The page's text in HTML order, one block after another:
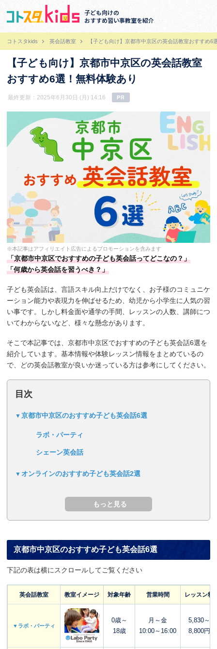
子ども向けの
おすすめ習い事教室を紹介
コトスタkids 英会話教室 【子ども向け】京都市中京区の英会話教室おすすめ6
【子ども向け】京都市中京区の英会話教室
おすすめ6選！無料体験あり
最終更新：2025年6月30日 (月) 14:16 PR
※本記事はアフィリエイト広告によるプロモーションを含みます
「京都市中京区でおすすめの子ども英会話ってどこなの？」
「何歳から英会話を習うべき？」
子ども英会話は、言語スキル向上だけでなく、お子様のコミュニケ
ーション能力や表現力を伸ばせるため、幼児から小学生に人気の習
い事です。しかし料金面や通学の手間、レッスンの人数、講師につ
いてわからないなど、様々な懸念があります。
そこで本記事では、京都市中京区でおすすめの子ども英会話6選を
紹介しています。基本情報や体験レッスン情報をまとめているの
で、どの英会話教室が良いか迷っている方は参考にしてください。
目次
京都市中京区のおすすめ子ども英会話6選
ラボ・パーティ
シェーン英会話
オンラインのおすすめ子ども英会話2選
京都市中京区のおすすめ子ども英会話6選
下記の表は横にスクロールしてご覧ください
英会話教室 教室イメージ 対象年齢 営業時間 レッスン料
▼ラボ・パーティ
0歳～
18歳
月～金
10:00～16:00
5,830～
8,800円